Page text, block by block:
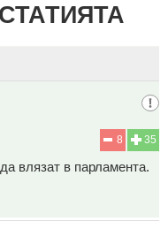
35
8
влязат в парламента.